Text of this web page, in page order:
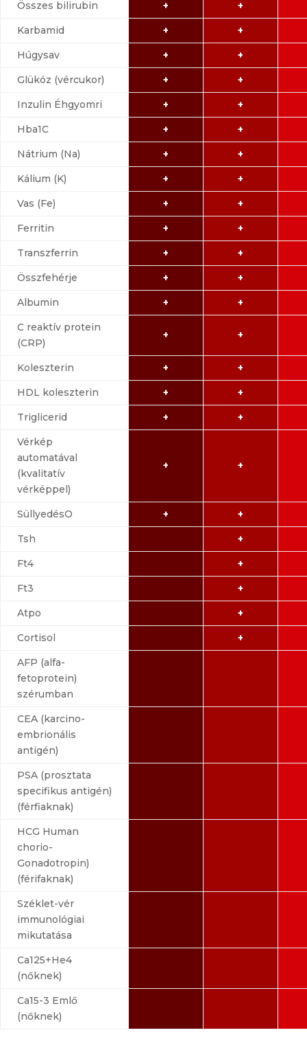
Összes bilirubin +
+
Karbamid
+
+
Húgysav
+
+
Glükóz (vércukor)
+
+
Inzulin Éhgyomri
+
+
Hba1C
+
+
Nátrium (Na)
+
+
Kálium (K)
+
+
Vas (Fe)
+
+
Ferritin
+
+
Transzferrin
+
+
Összfehérje
+
+
Albumin
+
+
C reaktív protein
(CRP)
+ +
Koleszterin +
+
HDL koleszterin
+
+
Triglicerid
+
+
Vérkép
automatával
(kvalitatív
vérképpel)
+ +
SüllyedésO +
+
Tsh
+
Ft4
+
Ft3
+
Atpo
+
Cortisol
+
AFP (alfa-
fetoprotein)
szérumban
CEA (karcino-
embrionális
antigén)
PSA (prosztata
specifikus antigén)
(férfiaknak)
HCG Human
chorio-
Gonadotropin)
(férifaknak)
Széklet-vér
immunológiai
mikutatása
Ca125+He4
(nőknek)
Ca15-3 Emlő
(nőknek)